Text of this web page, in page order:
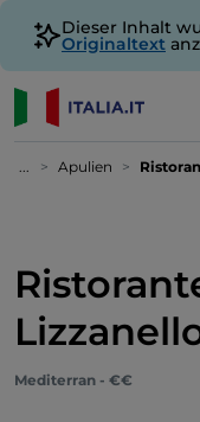
Dieser Inhalt
Originaltext
... Apulien
Mediterran - €€